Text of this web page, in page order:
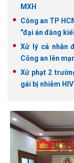
MXH
Công an TP
"đại án đăng
Xử lý cá nhân
Công an lên
Xử phạt 2
gái bị nhiễm HIV